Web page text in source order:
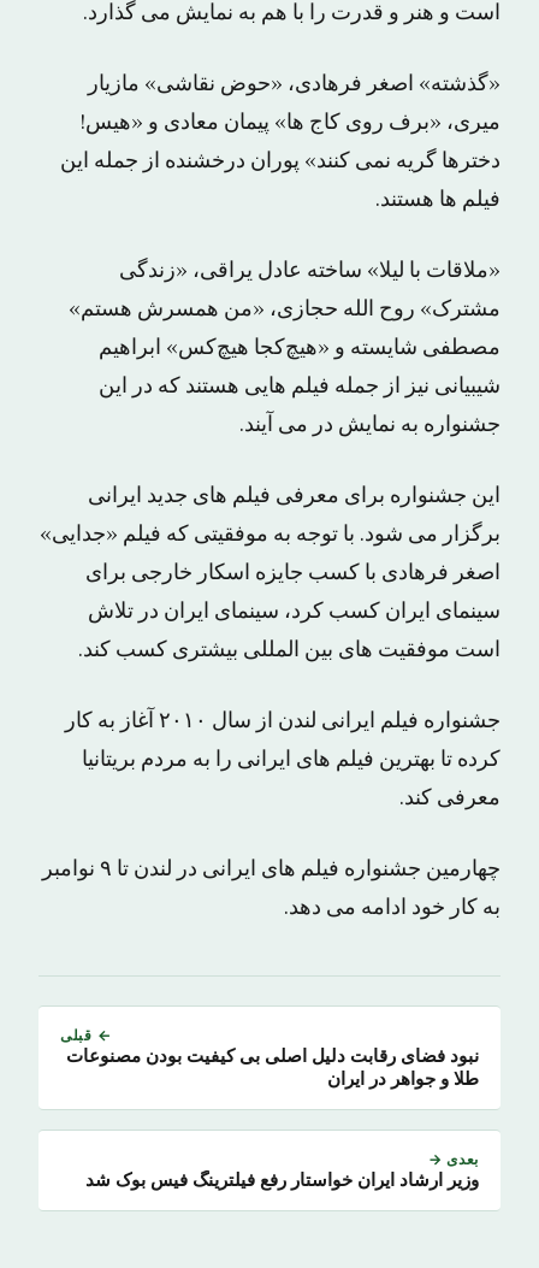
است و هنر و قدرت را با هم به نمایش می گذارد.
«گذشته» اصغر فرهادی، «حوض نقاشی» مازیار
میری، «برف روی کاج ها» پیمان معادی و «هیس!
دخترها گریه نمی کنند» پوران درخشنده از جمله این
فیلم ها هستند.
«ملاقات با لیلا» ساخته عادل یراقی، «زندگی
مشترک» روح الله حجازی، «من همسرش هستم»
مصطفی شایسته و «هیچ‌کجا هیچ‌کس» ابراهیم
شیبیانی نیز از جمله فیلم هایی هستند که در این
جشنواره به نمایش در می آیند.
این جشنواره برای معرفی فیلم های جدید ایرانی
برگزار می شود. با توجه به موفقیتی که فیلم «جدایی»
اصغر فرهادی با کسب جایزه اسکار خارجی برای
سینمای ایران کسب کرد، سینمای ایران در تلاش
است موفقیت های بین المللی بیشتری کسب کند.
جشنواره فیلم ایرانی لندن از سال ۲۰۱۰ آغاز به کار
کرده تا بهترین فیلم های ایرانی را به مردم بریتانیا
معرفی کند.
چهارمین جشنواره فیلم های ایرانی در لندن تا ۹ نوامبر
به کار خود ادامه می دهد.
← قبلی
نبود فضای رقابت دلیل اصلی بی کیفیت بودن مصنوعات
طلا و جواهر در ایران
بعدی →
وزیر ارشاد ایران خواستار رفع فیلترینگ فیس بوک شد